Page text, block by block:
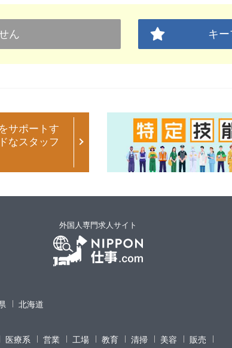
ん キー
サポートす
なスタッフ
外国人専門求人サイト
北海道
医療系 営業 工場 教育 清掃 美容 販売